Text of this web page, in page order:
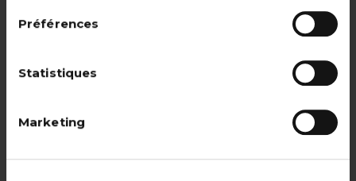
Préférences
Statistiques
Marketing
Adhésion étudiant, pensionné, en